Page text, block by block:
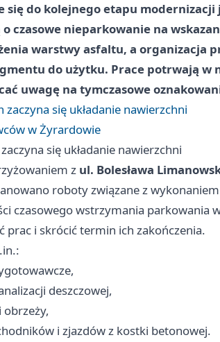
do kolejnego etapu
czasowe nieparkowanie na
warstwy asfaltu, a organizacja
do użytku. Prace potrwają w
uwagę na tymczasowe
się układanie nawierzchni
w Żyrardowie
się układanie nawierzchni
z ul. Bolesława
roboty związane z wykonaniem
czasowego wstrzymania parkowania
prac i skrócić termin ich zakończenia.
deszczowej,
i zjazdów z kostki betonowej.